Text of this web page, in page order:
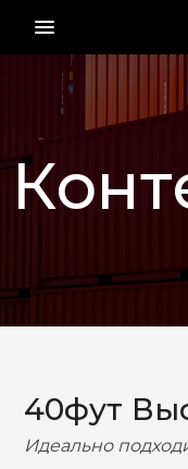
menu_vert
НАЗАД
40фут
Идеально